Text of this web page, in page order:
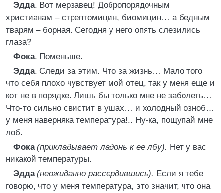
Эдда. Вот мерзавец! Добропорядочным
христианам – стрептомицин, биомицин… а бедным
тварям – борная. Сегодня у него опять слезились
глаза?
Фока. Поменьше.
Эдда. Следи за этим. Что за жизнь… Мало того
что себя плохо чувствует мой отец, так у меня еще и
кот не в порядке. Лишь бы только мне не заболеть…
Что-то сильно свистит в ушах… и холодный озноб…
у меня наверняка температура!.. Ну-ка, пощупай мне
лоб.
Фока (прикладывает ладонь к ее лбу). Нет у вас
никакой температуры.
Эдда (неожиданно рассердившись). Если я тебе
говорю, что у меня температура, это значит, что она